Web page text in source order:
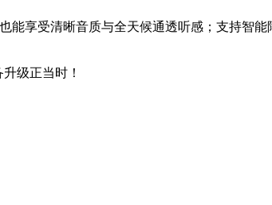
享受清晰音质与全天候通透听感；支持智能
级正当时！